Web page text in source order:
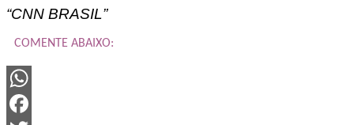
“CNN BRASIL”
COMENTE ABAIXO:
WhatsApp